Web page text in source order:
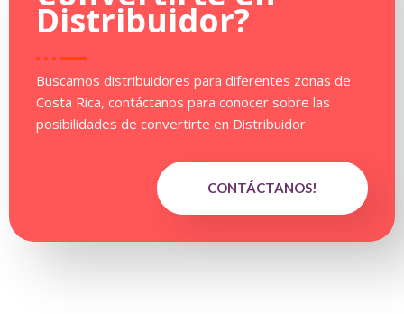
Distribuidor?
Buscamos distribuidores para diferentes zonas de
Costa Rica, contáctanos para conocer sobre las
posibilidades de convertirte en Distribuidor
CONTÁCTANOS!